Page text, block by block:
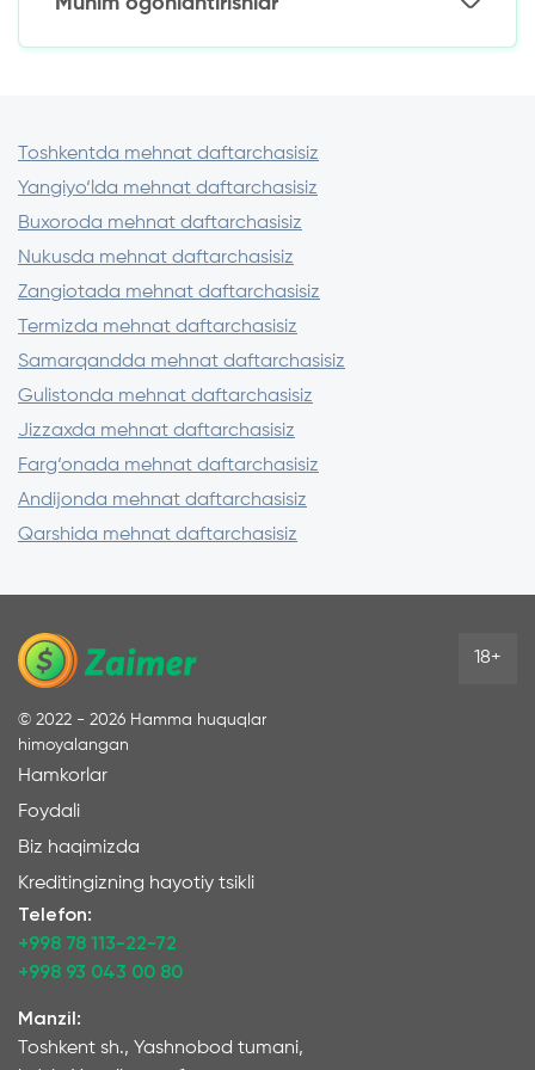
Kuniga 1,5% dan
Kreditor litsenziyasini O‘zR MB saytida
Oldindan to‘lov talab qiladigan
kreditorlardan saqlaning
3-5 ta tashkilotdagi sharoitlarni taqqoslang
Toshkentda mehnat daftarchasisiz
Yangiyo‘lda mehnat daftarchasisiz
Buxoroda mehnat daftarchasisiz
Nukusda mehnat daftarchasisiz
Zangiotada mehnat daftarchasisiz
Termizda mehnat daftarchasisiz
Samarqandda mehnat daftarchasisiz
Gulistonda mehnat daftarchasisiz
Jizzaxda mehnat daftarchasisiz
Farg‘onada mehnat daftarchasisiz
Andijonda mehnat daftarchasisiz
Qarshida mehnat daftarchasisiz
© 2022 - 2026 Hamma huquqlar
himoyalangan
Hamkorlar
Foydali
Biz haqimizda
Kreditingizning hayotiy tsikli
Telefon:
+998 78 113-22-72
+998 93 043 00 80
Manzil:
Toshkent sh., Yashnobod tumani,
18+